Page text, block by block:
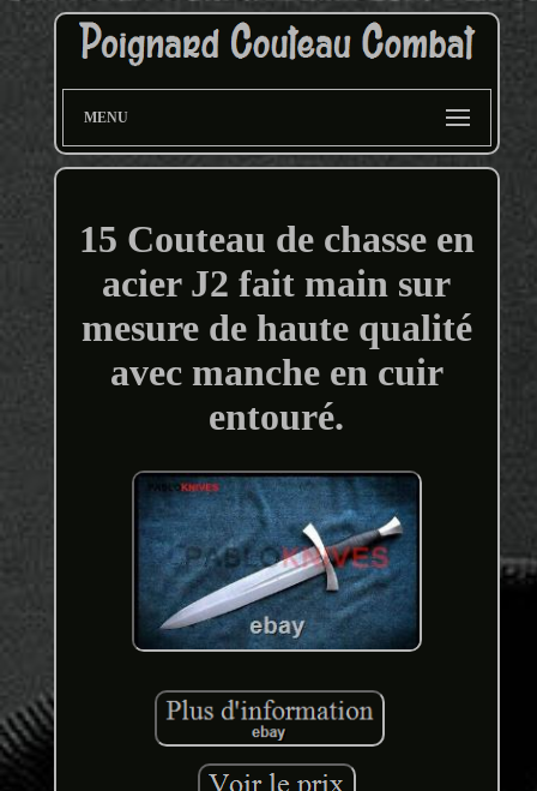
MENU
15 Couteau de chasse en
acier J2 fait main sur
mesure de haute qualité
avec manche en cuir
entouré.